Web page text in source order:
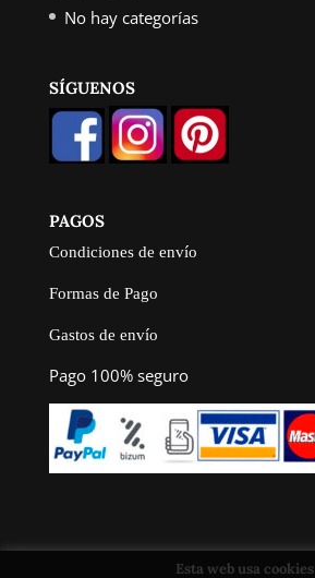
No hay categorías
SÍGUENOS
PAGOS
Condiciones de envío
Formas de Pago
Gastos de envío
Pago 100% seguro
Esta web usa cookies